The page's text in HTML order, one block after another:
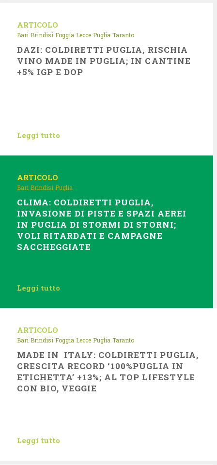
ARTICOLO
Bari Brindisi Foggia Lecce Puglia Taranto
DAZI: COLDIRETTI PUGLIA, RISCHIA
VINO MADE IN PUGLIA; IN CANTINE
+5% IGP E DOP
Leggi tutto
ARTICOLO
Bari Brindisi Puglia
CLIMA: COLDIRETTI PUGLIA,
INVASIONE DI PISTE E SPAZI AEREI
IN PUGLIA DI STORMI DI STORNI;
VOLI RITARDATI E CAMPAGNE
SACCHEGGIATE
Leggi tutto
ARTICOLO
Bari Brindisi Foggia Lecce Puglia Taranto
MADE IN ITALY: COLDIRETTI PUGLIA,
CRESCITA RECORD ‘100%PUGLIA IN
ETICHETTA’ +13%; AL TOP LIFESTYLE
CON BIO, VEGGIE
Leggi tutto